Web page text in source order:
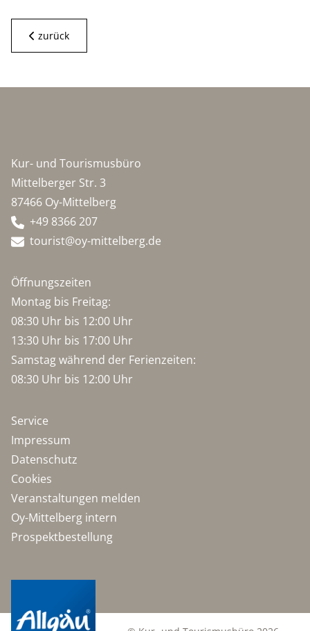
zurück
Kur- und Tourismusbüro
Mittelberger Str. 3
87466 Oy-Mittelberg
+49 8366 207
tourist@oy-mittelberg.de
Öffnungszeiten
Montag bis Freitag:
08:30 Uhr bis 12:00 Uhr
13:30 Uhr bis 17:00 Uhr
Samstag während der Ferienzeiten:
08:30 Uhr bis 12:00 Uhr
Service
Impressum
Datenschutz
Cookies
Veranstaltungen melden
Oy-Mittelberg intern
Prospektbestellung